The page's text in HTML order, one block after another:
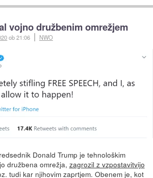
vojno družbenim omrežjem
ob 21:06 NWO
Donald Trump je tehnološkim
družbena omrežja, zagrozil z vzpostavitvijo
tudi kar njihovim zaprtjem. Obenem je, kot